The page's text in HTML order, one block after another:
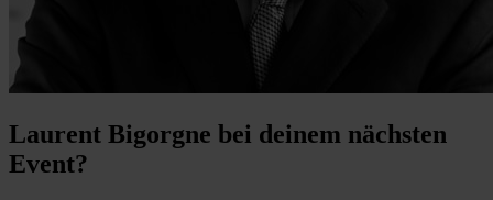
Laurent Bigorgne bei deinem nächsten
Event?